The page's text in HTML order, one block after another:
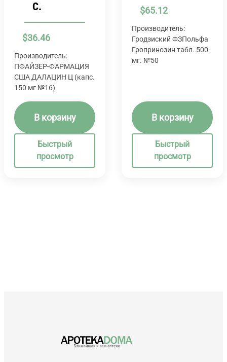
C.
$36.46
Производитель:
ПФАЙЗЕР-ФАРМАЦИЯ
США ДАЛАЦИН Ц (капс.
150 мг №16)
В корзину
Быстрый
просмотр
$65.12
Производитель:
Гродзиский ФЗПольфа
Гропринозин табл. 500
мг. №50
В корзину
Быстрый
просмотр